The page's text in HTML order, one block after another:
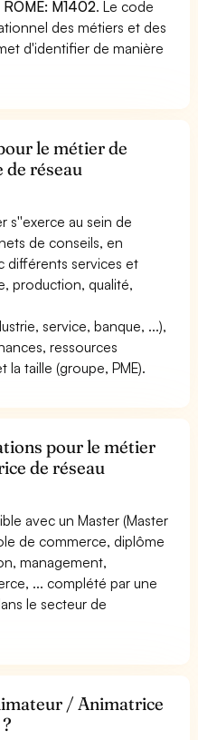
M1402. Le code
des métiers et des
d'identifier de manière
le métier de
réseau
s''exerce au sein de
de conseils, en
différents services et
production, qualité,
service, banque, ...),
ressources
la taille (groupe, PME).
pour le métier
de réseau
avec un Master (Master
de commerce, diplôme
management,
... complété par une
le secteur de
/ Animatrice